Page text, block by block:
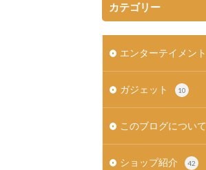
カテゴリー
エンターテイメント
ガジェット 10
このブログについて
ショップ紹介 42